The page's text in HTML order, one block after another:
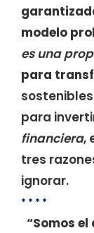
modelo
es una
para
para
financiera,
tres
ignorar.
* * * *
“Somos